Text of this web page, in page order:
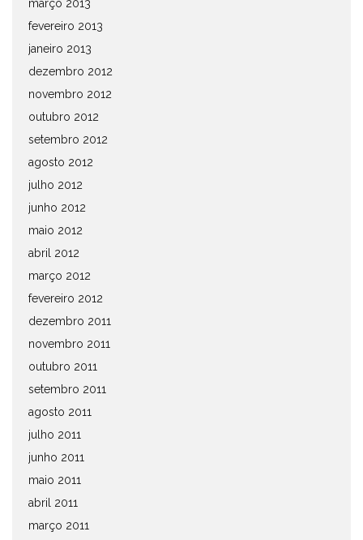
março 2013
fevereiro 2013
janeiro 2013
dezembro 2012
novembro 2012
outubro 2012
setembro 2012
agosto 2012
julho 2012
junho 2012
maio 2012
abril 2012
março 2012
fevereiro 2012
dezembro 2011
novembro 2011
outubro 2011
setembro 2011
agosto 2011
julho 2011
junho 2011
maio 2011
abril 2011
março 2011